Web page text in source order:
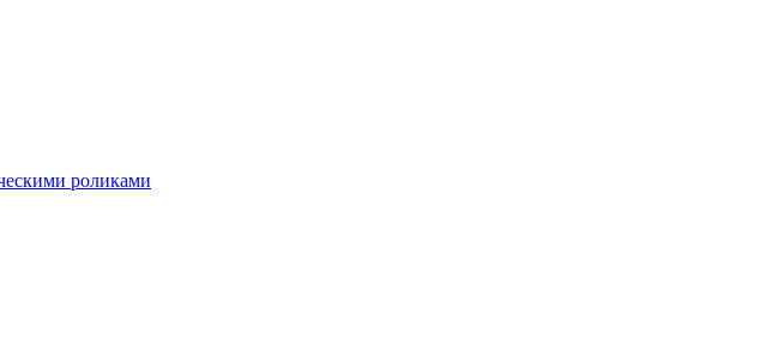
роликами